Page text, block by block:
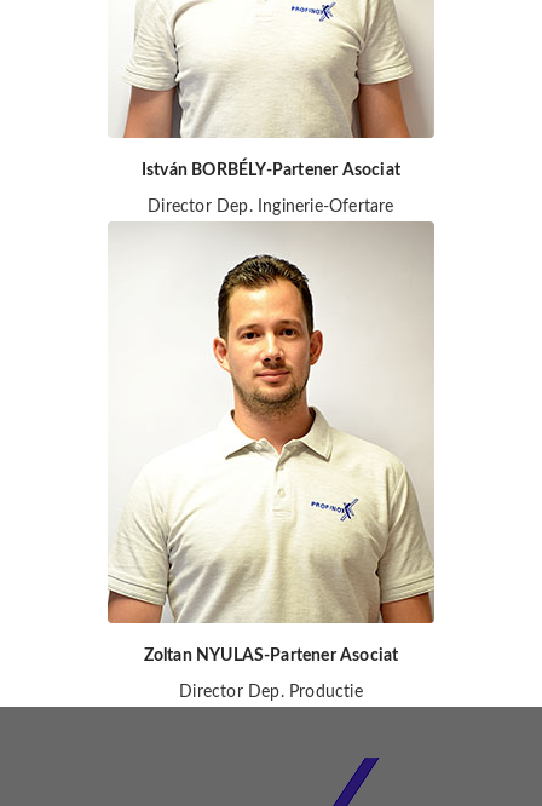
István BORBÉLY-Partener Asociat
Director Dep. Inginerie-Ofertare
Zoltan NYULAS-Partener Asociat
Director Dep. Productie